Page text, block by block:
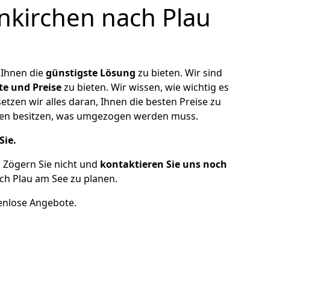
nach Plau
diegünstigste Lösung zu bieten. Wir sind
und Preisezu bieten. Wir wissen, wie wichtig es
wir alles daran, Ihnen die besten Preise zu
besitzen, was umgezogen werden muss.
Zögern Sie nicht und kontaktieren Sie uns noch
Plau am See zu planen.
Angebote.